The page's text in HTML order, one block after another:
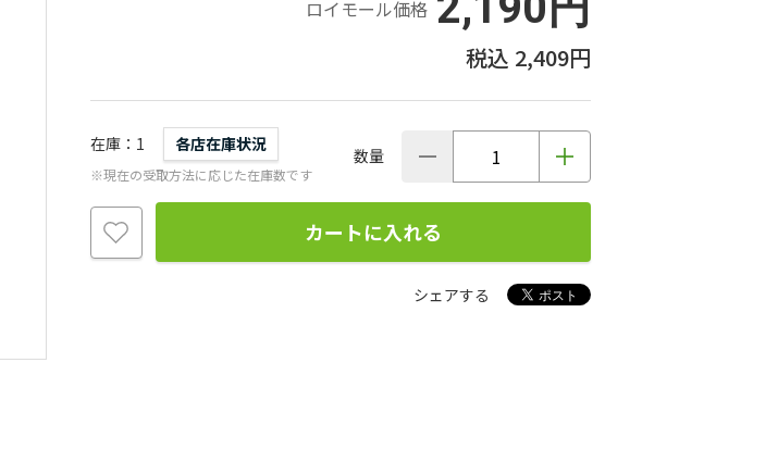
ロイモール価格
2,409円
在庫 1 各店在庫状況
※現在の受取方法に応じた在庫数です
数量
カートに入れる
シェアする